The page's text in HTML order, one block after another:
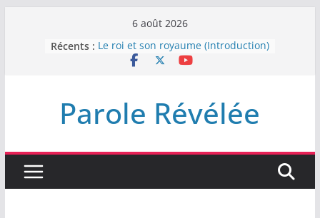
6 août 2026
Récents : Le roi et son royaume (Introduction)
DEMEUREZ DANS LA LUMIÈRE
LABAN
L’INTERVENTION DE DIEU
Parole Révélée